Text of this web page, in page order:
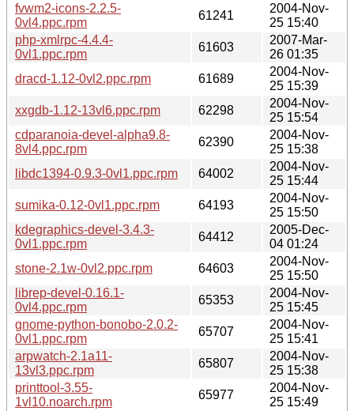
fvwm2-icons-2.2.5-
0vl4.ppc.rpm
61241
2004-Nov-
25 15:40
php-xmlrpc-4.4.4-
0vl1.ppc.rpm
61603
2007-Mar-
26 01:35
dracd-1.12-0vl2.ppc.rpm
61689
2004-Nov-
25 15:39
xxgdb-1.12-13vl6.ppc.rpm
62298
2004-Nov-
25 15:54
cdparanoia-devel-alpha9.8-
8vl4.ppc.rpm
62390
2004-Nov-
25 15:38
libdc1394-0.9.3-0vl1.ppc.rpm
64002
2004-Nov-
25 15:44
sumika-0.12-0vl1.ppc.rpm
64193
2004-Nov-
25 15:50
kdegraphics-devel-3.4.3-
0vl1.ppc.rpm
64412
2005-Dec-
04 01:24
stone-2.1w-0vl2.ppc.rpm
64603
2004-Nov-
25 15:50
librep-devel-0.16.1-
0vl4.ppc.rpm
65353
2004-Nov-
25 15:45
gnome-python-bonobo-2.0.2-
0vl1.ppc.rpm
65707
2004-Nov-
25 15:41
arpwatch-2.1a11-
13vl3.ppc.rpm
65807
2004-Nov-
25 15:38
printtool-3.55-
1vl10.noarch.rpm
65977
2004-Nov-
25 15:49